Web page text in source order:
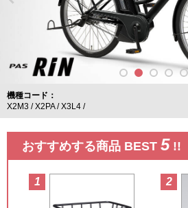
機種コード
X2M3
X2PA X3L4
おすすめする商品 BEST 5 !!
1 2